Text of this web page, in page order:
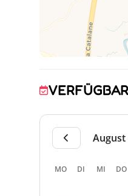
August
MO DI MI DO